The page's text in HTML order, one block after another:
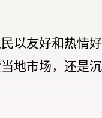
以友好和热情好
地市场，还是